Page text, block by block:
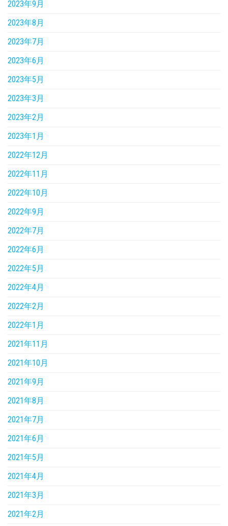
2023年9月
2023年8月
2023年7月
2023年6月
2023年5月
2023年3月
2023年2月
2023年1月
2022年12月
2022年11月
2022年10月
2022年9月
2022年7月
2022年6月
2022年5月
2022年4月
2022年2月
2022年1月
2021年11月
2021年10月
2021年9月
2021年8月
2021年7月
2021年6月
2021年5月
2021年4月
2021年3月
2021年2月